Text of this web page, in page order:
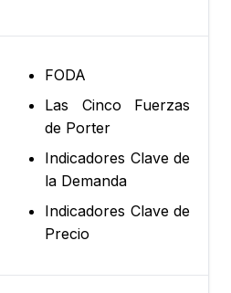
FODA
Las Cinco Fuerzas
de Porter
Indicadores Clave de
la Demanda
Indicadores Clave de
Precio